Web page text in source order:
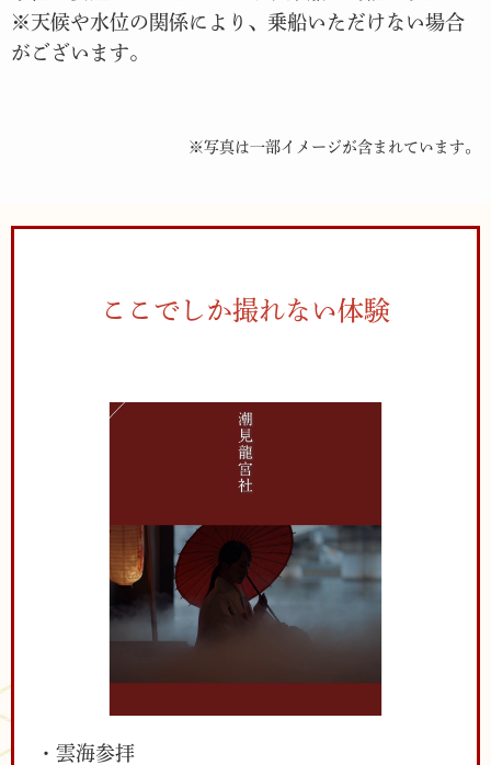
※天候や水位の関係により、乗船いただけない場合
がございます。
※写真は一部イメージが含まれています。
ここでしか撮れない体験
・雲海参拝